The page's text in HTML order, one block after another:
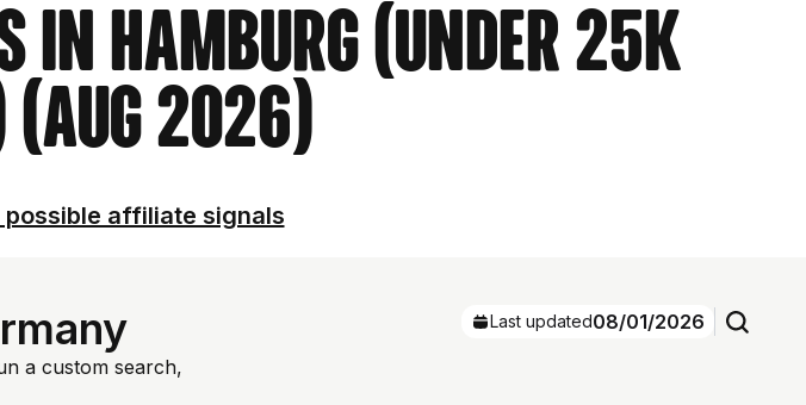
in Hamburg (Under 25k
2026)
affiliate signals
a custom search,
Last updated08/01/2026